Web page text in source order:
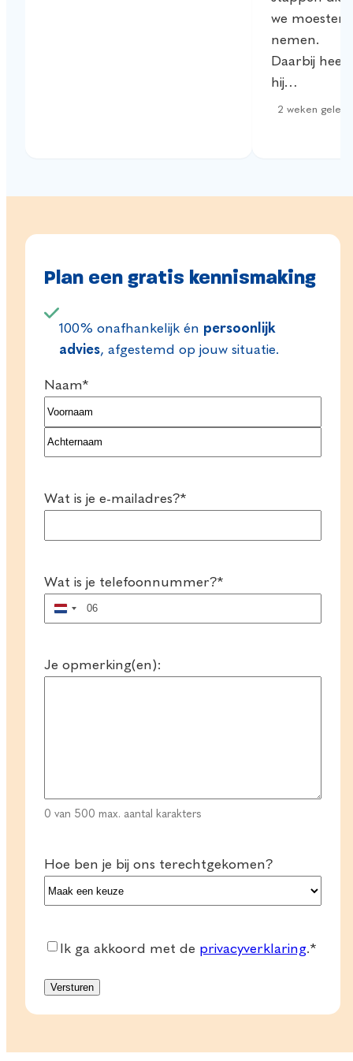
we moesten
nemen.
Daarbij heeft
hij…
2 weken
Plan een gratis kennismaking
100% onafhankelijk én persoonlijk
advies, afgestemd op jouw situatie.
Naam*
Voornaam
Wat is je e-mailadres?*
Wat is je telefoonnummer?*
Nederland
+31
Je opmerking(en):
0 van 500 max. aantal karakters
Hoe ben je bij ons terechtgekomen?
Consent*
Ik ga akkoord met de privacyverklaring.*